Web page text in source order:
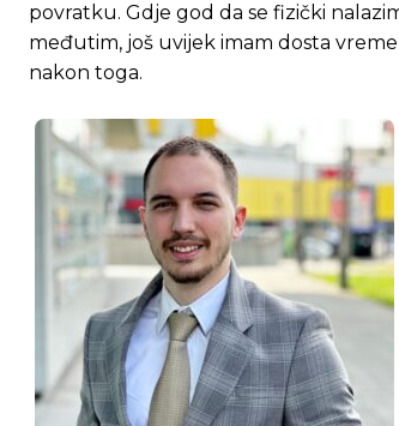
povratku. Gdje god da se fizički
međutim, još uvijek imam dosta
nakon toga.